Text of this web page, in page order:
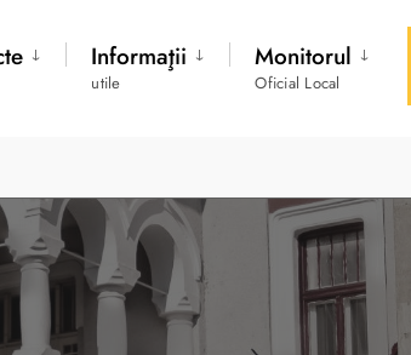
Informaţii
utile
Monitorul
Oficial Local